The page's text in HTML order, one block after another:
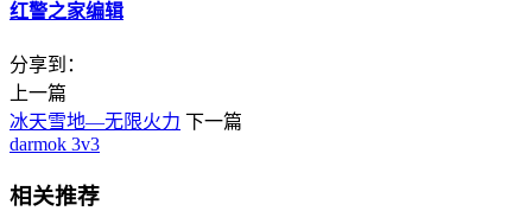
红警之家编辑
分享到：
上一篇
冰天雪地—无限火力 下一篇
darmok 3v3
相关推荐